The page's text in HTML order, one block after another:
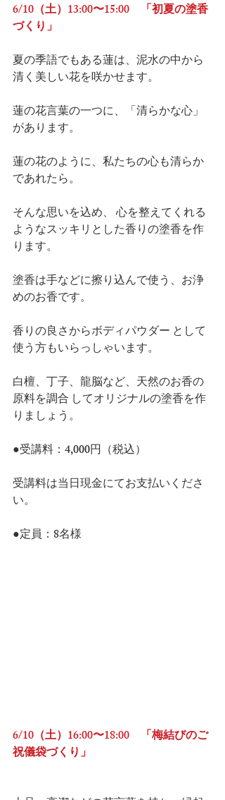
6/10（土）13:00〜15:00　「初夏の塗香
づくり」
夏の季語でもある蓮は、泥水の中から
清く美しい花を咲かせます。
蓮の花言葉の一つに、「清らかな心」
があります。
蓮の花のように、私たちの心も清らか
であれたら。
そんな思いを込め、 心を整えてくれる
ようなスッキリとした香りの塗香を作
ります。
塗香は手などに擦り込んで使う、お浄
めのお香です。
香りの良さからボディパウダー として
使う方もいらっしゃいます。
白檀、丁子、龍脳など、天然のお香の
原料を調合 してオリジナルの塗香を作
りましょう。
●受講料：4,000円（税込）
受講料は当日現金にてお支払いくださ
い。
●定員：8名様
6/10（土）16:00〜18:00　「梅結びのご
祝儀袋づくり」